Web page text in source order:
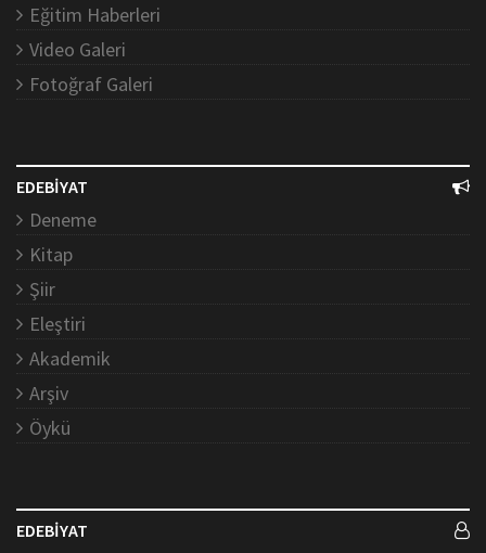
Eğitim Haberleri
Video Galeri
Fotoğraf Galeri
EDEBİYAT
Deneme
Kitap
Şiir
Eleştiri
Akademik
Arşiv
Öykü
EDEBİYAT